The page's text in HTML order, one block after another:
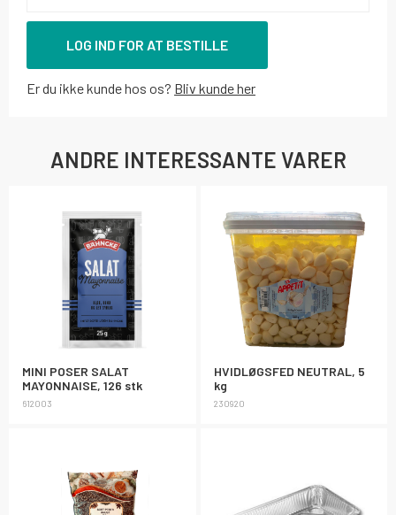
LOG IND FOR AT BESTILLE
Er du ikke kunde hos os? Bliv kunde her
ANDRE INTERESSANTE VARER
MINI POSER SALAT
MAYONNAISE, 126 stk
612003
HVIDLØGSFED NEUTRAL, 5
kg
230920